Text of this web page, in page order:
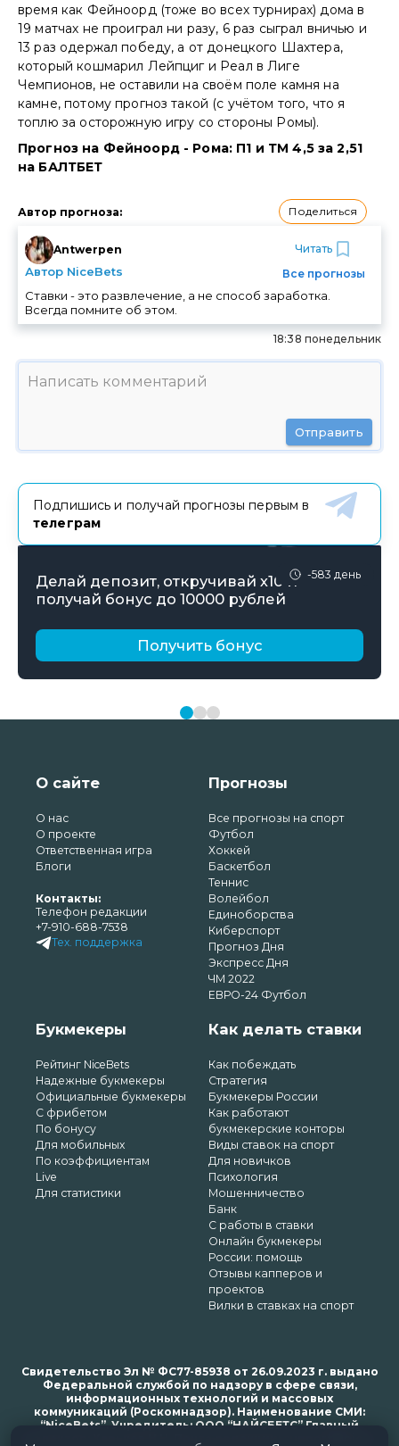
время как Фейноорд (тоже во всех турнирах) дома в
19 матчах не проиграл ни разу, 6 раз сыграл вничью и
13 раз одержал победу, а от донецкого Шахтера,
который кошмарил Лейпциг и Реал в Лиге
Чемпионов, не оставили на своём поле камня на
камне, потому прогноз такой (с учётом того, что я
топлю за осторожную игру со стороны Ромы).
Прогноз на Фейноорд - Рома: П1 и ТМ 4,5 за 2,51
на БАЛТБЕТ
Автор прогноза: Поделиться
Antwerpen
Автор NiceBets
Читать
Все прогнозы
Ставки - это развлечение, а не способ заработка.
Всегда помните об этом.
18:38 понедельник
Отправить
Подпишись и получай прогнозы первым в
телеграм
-583 день
Делай депозит, откручивай х10 и
получай бонус до 10000 рублей
Получить бонус
О сайте
О нас
О проекте
Ответственная игра
Блоги
Контакты:
Телефон редакции
+7-910-688-7538
Тех. поддержка
Прогнозы
Все прогнозы на спорт
Футбол
Хоккей
Баскетбол
Теннис
Волейбол
Единоборства
Киберспорт
Прогноз Дня
Экспресс Дня
ЧМ 2022
ЕВРО-24 Футбол
Букмекеры
Рейтинг NiceBets
Надежные букмекеры
Официальные букмекеры
С фрибетом
По бонусу
Для мобильных
По коэффициентам
Live
Для статистики
Как делать ставки
Как побеждать
Стратегия
Букмекеры России
Как работают
букмекерские конторы
Виды ставок на спорт
Для новичков
Психология
Мошенничество
Банк
С работы в ставки
Онлайн букмекеры
России: помощь
Отзывы капперов и
проектов
Вилки в ставках на спорт
Свидетельство Эл № ФС77-85938 от 26.09.2023 г. выдано
Федеральной службой по надзору в сфере связи,
информационных технологий и массовых
коммуникаций (Роскомнадзор). Наименование СМИ:
“NiceBets”. Учредитель: ООО “НАЙСБЕТС” Главный